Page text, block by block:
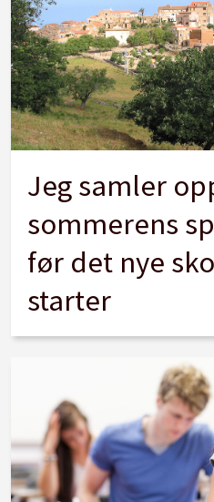
Jeg samler
sommerens
før det nye
starter